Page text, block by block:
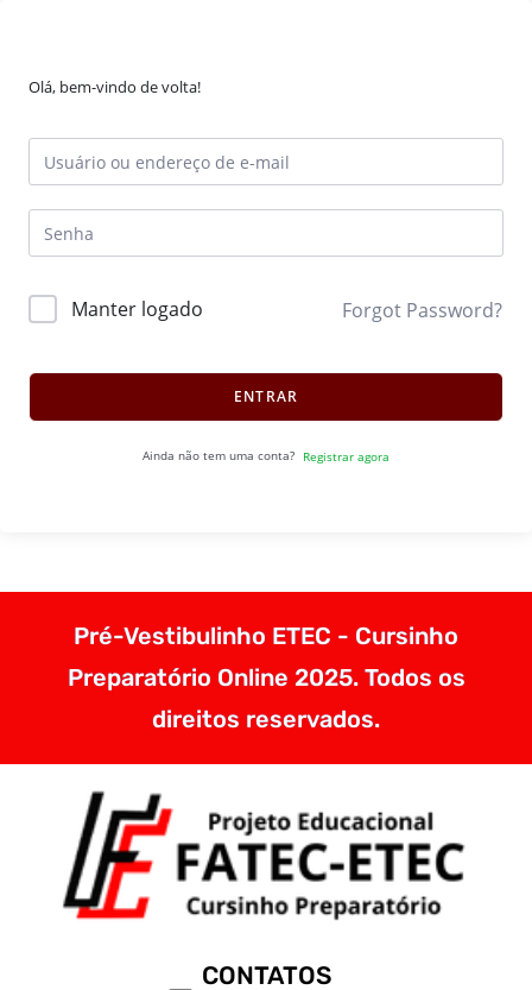
Olá, bem-vindo de volta!
Manter logado Forgot Password?
ENTRAR
Ainda não tem uma conta? Registrar agora
Pré-Vestibulinho ETEC - Cursinho
Preparatório Online 2025. Todos os
direitos reservados.
CONTATOS